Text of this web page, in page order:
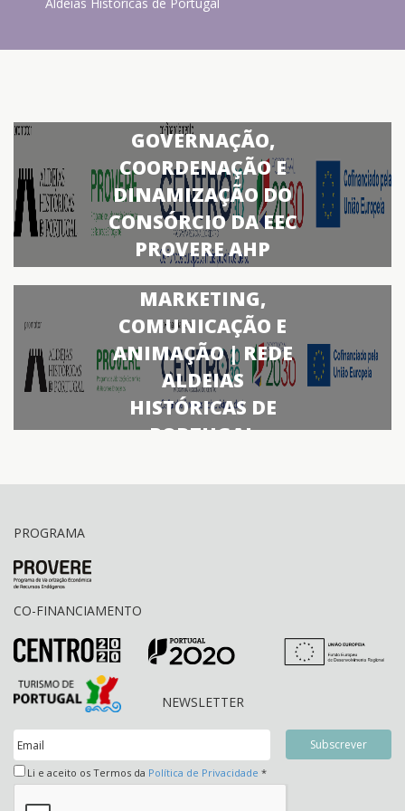
GOVERNAÇÃO,
COORDENAÇÃO E
DINAMIZAÇÃO DO
CONSÓRCIO DA EEC
PROVERE AHP
MARKETING,
COMUNICAÇÃO E
ANIMAÇÃO | REDE
ALDEIAS
HISTÓRICAS DE
PORTUGAL
PROGRAMA
CO-FINANCIAMENTO
NEWSLETTER
Li e aceito os Termos da Política de Privacidade *